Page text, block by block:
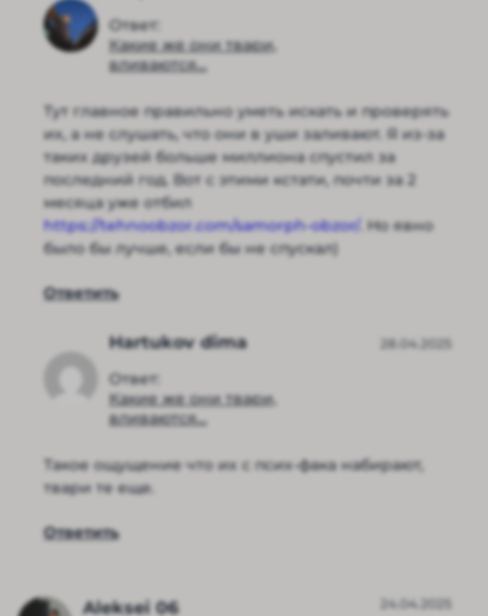
Ответ:
Какие же они твари,
вливаются...
Тут главное правильно уметь искать и проверять
их, а не слушать, что они в уши заливают. Я из-за
таких друзей больше миллиона спустил за
последний год. Вот с этими кстати, почти за 2
месяца уже отбил
https://tehnoobzor.com/samorph-obzor/ . Но явно
было бы лучше, если бы не спускал)
Ответить
Hartukov dima
Ответ:
Какие же они твари,
вливаются...
28.04.2025
Такое ощущение что их с псих-фака набирают,
твари те еще.
Ответить
Aleksei 06 24.04.2025